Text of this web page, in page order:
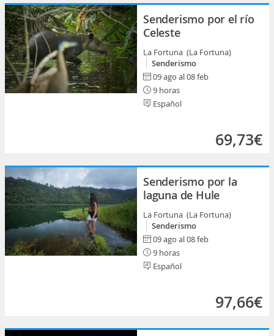
Senderismo por el río
Celeste
La Fortuna (La Fortuna)
Senderismo
09 ago al 08 feb
9 horas
Español
69,73€
Senderismo por la
laguna de Hule
La Fortuna (La Fortuna)
Senderismo
09 ago al 08 feb
9 horas
Español
97,66€